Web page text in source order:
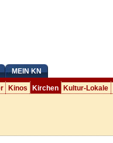
MEIN KN
Kinos Kirchen Kultur-Lokale